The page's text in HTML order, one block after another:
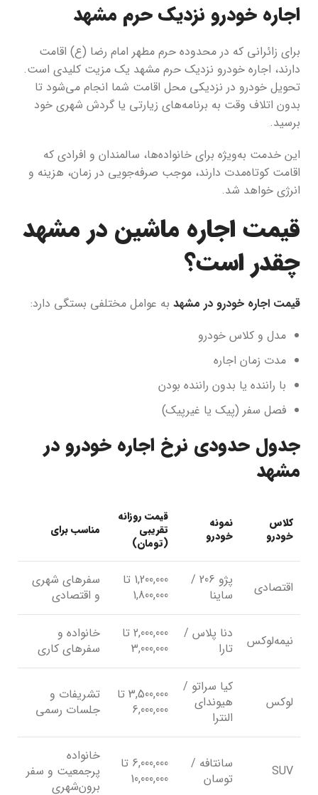
اجاره خودرو نزدیک حرم مشهد
برای زائرانی که در محدوده حرم مطهر امام رضا (ع) اقامت
دارند، اجاره خودرو نزدیک حرم مشهد یک مزیت کلیدی است.
تحویل خودرو در نزدیکی محل اقامت شما انجام می‌شود تا
بدون اتلاف وقت به برنامه‌های زیارتی یا گردش شهری خود
برسید.
این خدمت به‌ویژه برای خانواده‌ها، سالمندان و افرادی که
اقامت کوتاه‌مدت دارند، موجب صرفه‌جویی در زمان، هزینه و
انرژی خواهد شد.
قیمت اجاره ماشین در مشهد
چقدر است؟
قیمت اجاره خودرو در مشهد به عوامل مختلفی بستگی دارد:
مدل و کلاس خودرو
مدت زمان اجاره
با راننده یا بدون راننده بودن
فصل سفر (پیک یا غیرپیک)
جدول حدودی نرخ اجاره خودرو در
مشهد
کلاس
خودرو
نمونه
خودرو
قیمت روزانه
تقریبی
(تومان)
مناسب برای
اقتصادی
پژو 206 /
ساینا
1,200,000 تا
1,800,000
سفرهای شهری
و اقتصادی
نیمه‌لوکس
دنا پلاس /
تارا
2,000,000 تا
3,000,000
خانواده و
سفرهای کاری
لوکس
کیا سراتو /
هیوندای
النترا
3,500,000 تا
6,000,000
تشریفات و
جلسات رسمی
SUV
سانتافه /
توسان
6,000,000 تا
10,000,000
خانواده
پرجمعیت و سفر
برون‌شهری